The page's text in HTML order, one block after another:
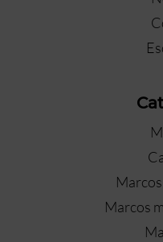
Marcos